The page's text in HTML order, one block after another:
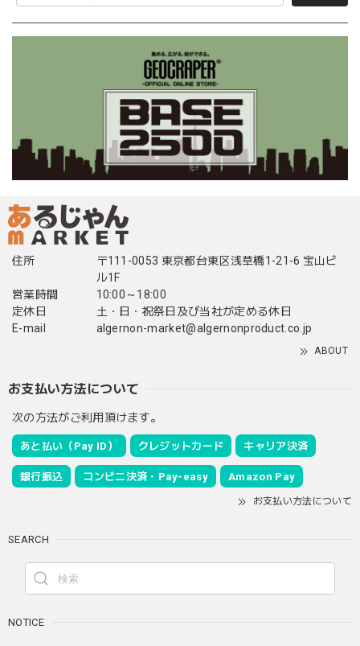
住所
〒111-0053 東京都台東区浅草橋1-21-6 宝山ビ
ル1F
営業時間
10:00～18:00
定休日
土・日・祝祭日及び当社が定める休日
E-mail
algernon-market@algernonproduct.co.jp
ABOUT
お支払い方法について
次の方法がご利用頂けます。
あと払い（Pay ID） クレジットカード キャリア決済
銀行振込 コンビニ決済・Pay-easy Amazon Pay
お支払い方法について
SEARCH
NOTICE